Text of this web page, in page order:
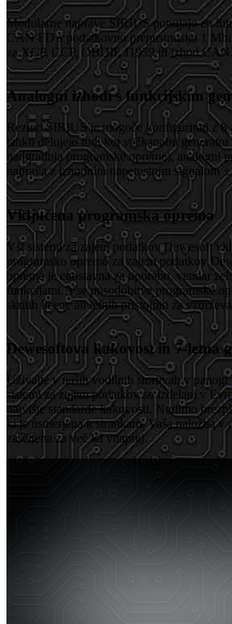
Modularne naprave SIRIUS ponujajo en
CAN FD s podatkovno prepustnostjo 1
za XCP, CCP, OBDII, J1939 in izhod CAN.
Analogni izhodi s funkcijskim
Rezino SIRIUS je mogoče konfigurirati z 8
lahko delujejo tudi kot večkanalni
nadgradnja programske opreme), analogni
naprava z izhodnim napetostnim signalom
Vključena programska oprema
Vsi sistemi za zajem podatkov Dewesoft
programsko opremo za zajem podatkov
oprema je enostavna za uporabo, vendar
funkcijami. Vse posodobitve programske
skritih licenc ali letnih pristojbin za
Dewesoftova kakovost in 7-letna
Uživajte v naših vodilnih storitvah v panogi
sistemi za zajem podatkov so izdelani v
najvišje standarde kakovosti. Nudimo
ki je usmerjena k strankam. Vaša naložba v
zaščitena za več let vnaprej.